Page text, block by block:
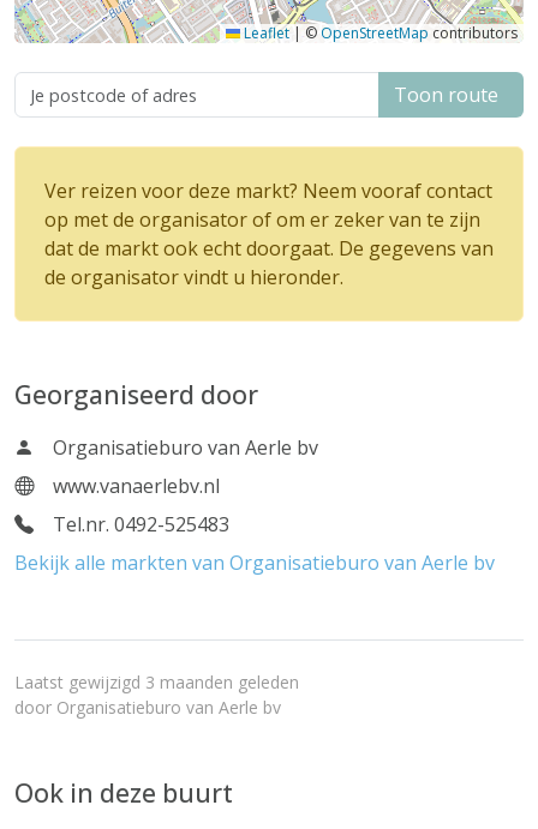
Leaflet | © OpenStreetMap contributors
Toon route
Ver reizen voor deze markt? Neem vooraf contact
op met de organisator of om er zeker van te zijn
dat de markt ook echt doorgaat. De gegevens van
de organisator vindt u hieronder.
Georganiseerd door
Organisatieburo van Aerle bv
www.vanaerlebv.nl
Tel.nr. 0492-525483
Bekijk alle markten van Organisatieburo van Aerle bv
Laatst gewijzigd 3 maanden geleden
door Organisatieburo van Aerle bv
Ook in deze buurt